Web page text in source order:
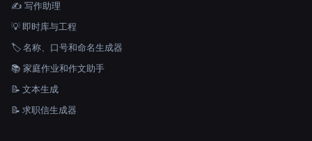
✍️ 写作助理
💡 即时库与工程
🏷️ 名称、口号和命名生成器
📚 家庭作业和作文助手
📝 文本生成
📝 求职信生成器